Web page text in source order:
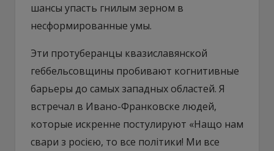
шансы упасть гнилым зерном в
несформированные умы.
Эти протуберанцы квазиславянской
геббельсовщины пробивают когнитивные
барьеры до самых западных областей. Я
встречал в Ивано-Франковске людей,
которые искренне постулируют «Нащо нам
свари з росією, то все політики! Ми все